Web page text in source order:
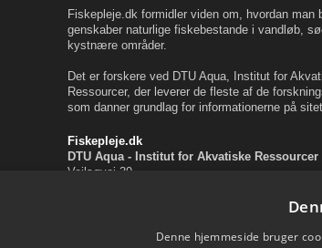
Fiskepleje.dk formidler viden om, hvordan man
genskaber naturlige fiskebestande i vandløb,
kystnære områder.
Det er forskere ved DTU Aqua, Institut for
Ressourcer, der leverer de fleste af de
som danner grundlag for informationerne på
Fiskepleje.dk
DTU Aqua - Institut for Akvatiske Ressourcer
Vejlsøvej 39
Denne hjemmeside bruger